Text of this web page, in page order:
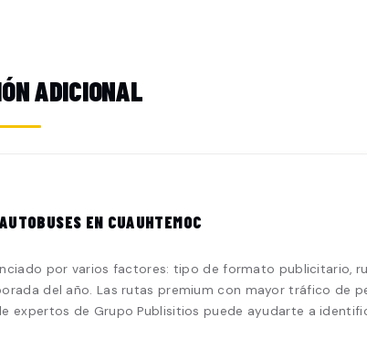
ADICIONAL
EN CUAUHTEMOC
por varios factores: tipo de formato publicitario,
del año. Las rutas premium con mayor tráfico de
expertos de Grupo Publisitios puede ayudarte a